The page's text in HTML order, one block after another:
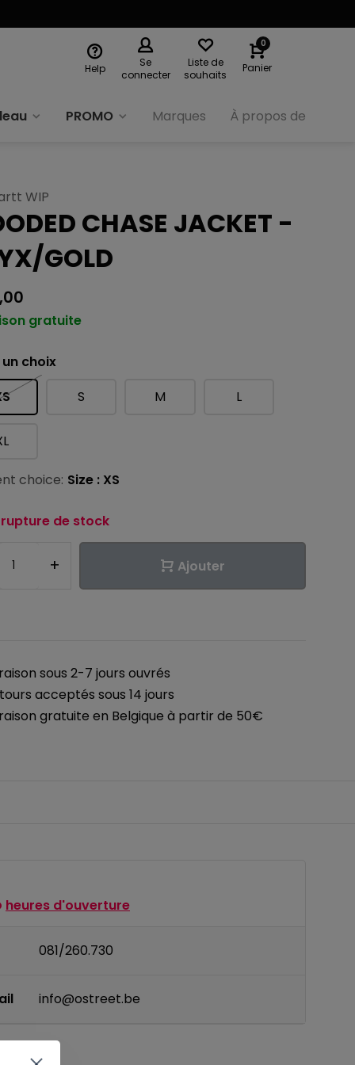
Help
Se
connecter
Liste de
souhaits
0
Panier
PROMO Marques À propos de nous
WIP
CHASE JACKET -
GOLD
gratuite
choix
S M L
choice: Size : XS
rupture de stock
+ Ajouter
sous 2-7 jours ouvrés
acceptés sous 14 jours
gratuite en Belgique à partir de 50€
heures d'ouverture
081/260.730
info@ostreet.be